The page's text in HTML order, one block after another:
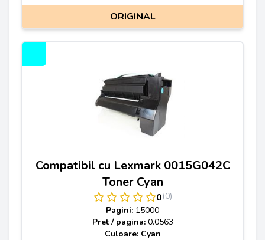
ORIGINAL
Compatibil cu Lexmark 0015G042C
Toner Cyan
0(0)
Pagini: 15000
Pret / pagina: 0.0563
Culoare: Cyan